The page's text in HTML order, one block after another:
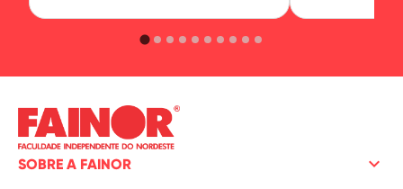
SOBRE A FAINOR keyboard_arrow_down